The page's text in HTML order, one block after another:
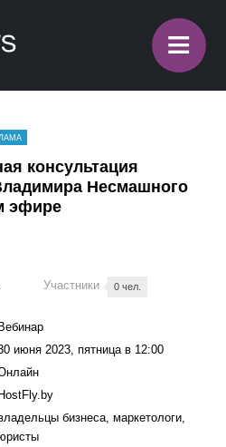
≡
консультация
Несмашного
эфире
Участники 0 чел.
Вебинар
июня 2023, пятница в 12:00
HostFly.by
бизнеса, маркетологи,